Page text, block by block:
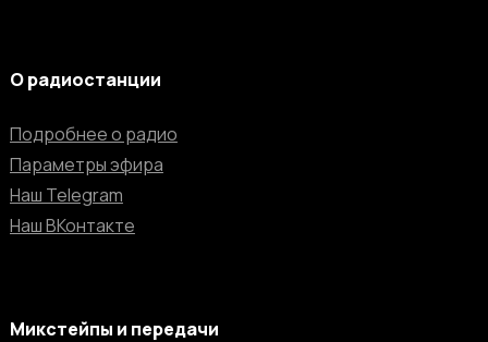
О радиостанции
Подробнее о радио
Параметры эфира
Наш Telegram
Наш ВКонтакте
Микстейпы и передачи